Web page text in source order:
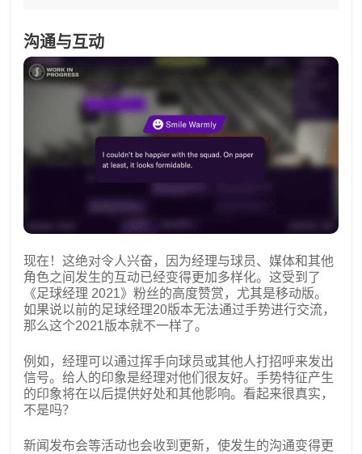
沟通与互动
现在！这绝对令人兴奋，因为经理与球员、媒体和其他
角色之间发生的互动已经变得更加多样化。这受到了
《足球经理 2021》粉丝的高度赞赏，尤其是移动版。
如果说以前的足球经理20版本无法通过手势进行交流，
那么这个2021版本就不一样了。
例如，经理可以通过挥手向球员或其他人打招呼来发出
信号。给人的印象是经理对他们很友好。手势特征产生
的印象将在以后提供好处和其他影响。看起来很真实，
不是吗？
新闻发布会等活动也会收到更新，使发生的沟通变得更